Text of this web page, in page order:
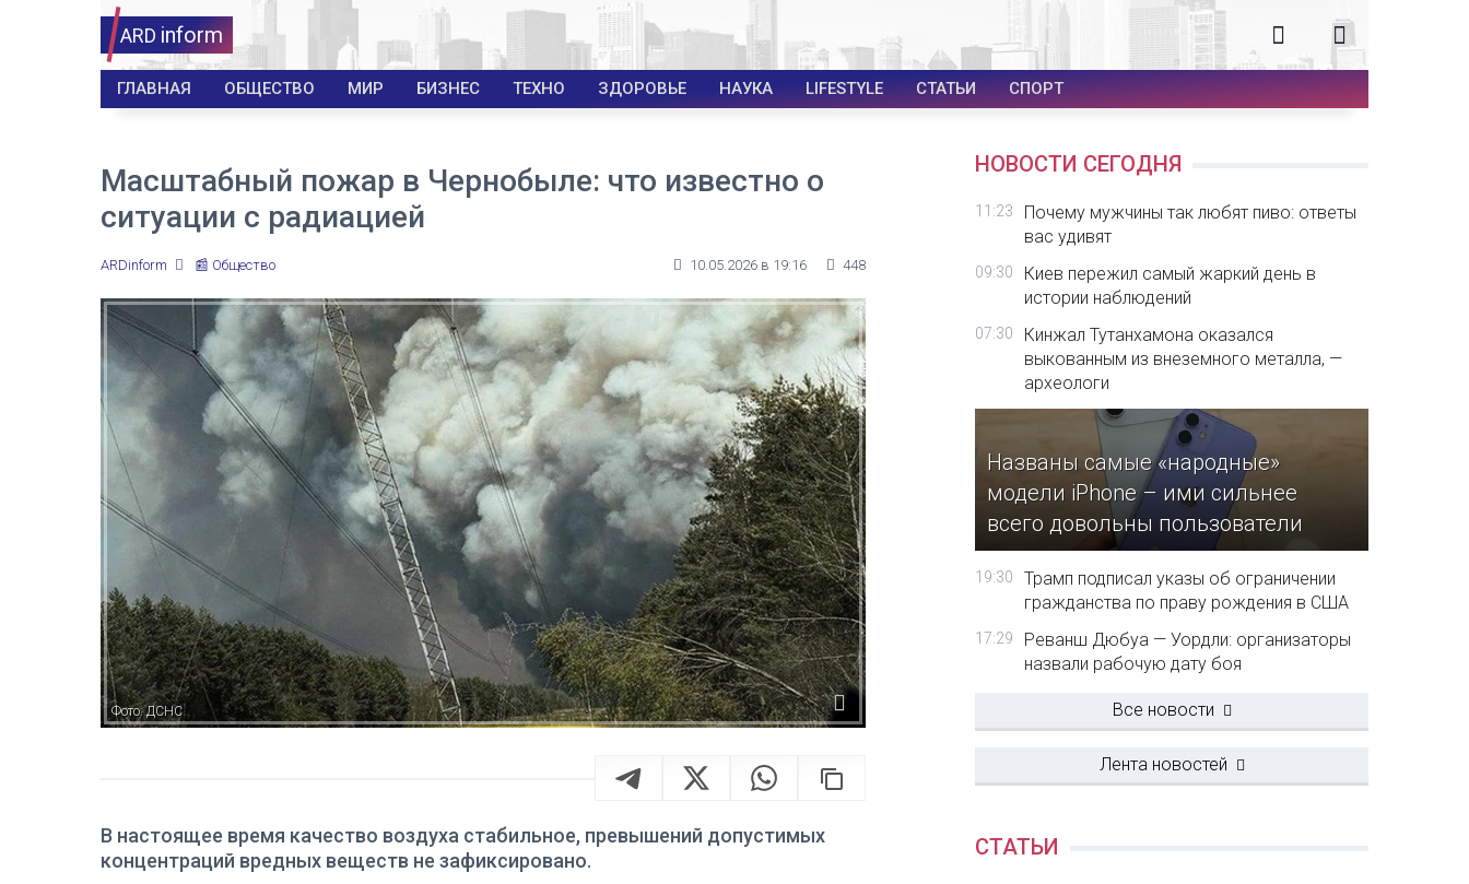
ARD inform
ГЛАВНАЯ ОБЩЕСТВО МИР БИЗНЕС ТЕХНО ЗДОРОВЬЕ НАУКА LIFESTYLE СТАТЬИ СПОРТ
Масштабный пожар в Чернобыле: что известно о
ситуации с радиацией
ARDinform 📰 Общество 10.05.2026 в 19:16 448
Фото: ДСНС
В настоящее время качество воздуха стабильное, превышений допустимых
концентраций вредных веществ не зафиксировано.
НОВОСТИ СЕГОДНЯ
11:23
Почему мужчины так любят пиво: ответы
вас удивят
09:30
Киев пережил самый жаркий день в
истории наблюдений
07:30
Кинжал Тутанхамона оказался
выкованным из внеземного металла, —
археологи
Названы самые «народные»
модели iPhone – ими сильнее
всего довольны пользователи
19:30
Трамп подписал указы об ограничении
гражданства по праву рождения в США
17:29
Реванш Дюбуа — Уордли: организаторы
назвали рабочую дату боя
Все новости
Лента новостей
СТАТЬИ